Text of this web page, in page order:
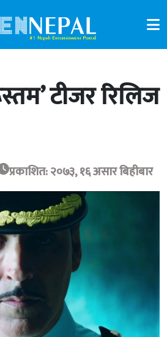
टीजर रिलिज
प्रकाशित: २०७३, १६ असार बिहीबार